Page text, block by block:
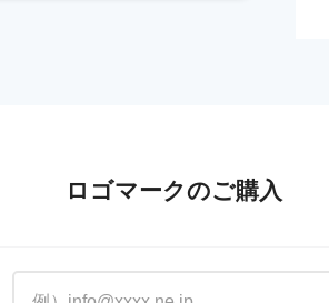
ロゴマークのご購入